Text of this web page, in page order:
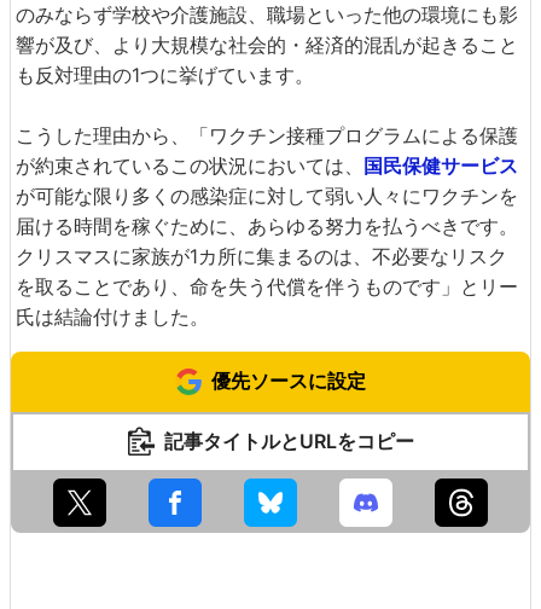
のみならず学校や介護施設、職場といった他の環境にも影
響が及び、より大規模な社会的・経済的混乱が起きること
も反対理由の1つに挙げています。
こうした理由から、「ワクチン接種プログラムによる保護
が約束されているこの状況においては、 国民保健サービス
が可能な限り多くの感染症に対して弱い人々にワクチンを
届ける時間を稼ぐために、あらゆる努力を払うべきです。
クリスマスに家族が1カ所に集まるのは、不必要なリスク
を取ることであり、命を失う代償を伴うものです」とリー
氏は結論付けました。
優先ソースに設定
記事タイトルとURLをコピー